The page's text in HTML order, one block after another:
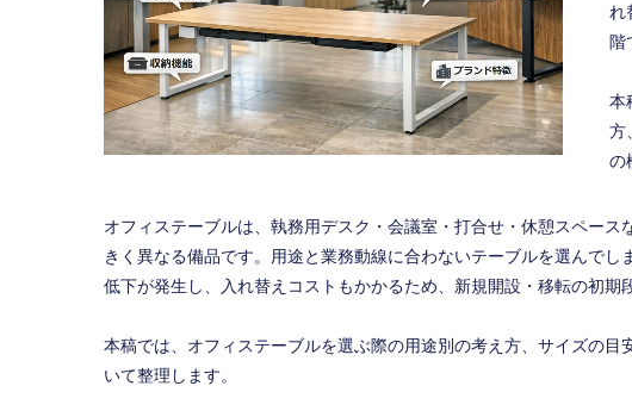
れ
階
本
方
の
オフィステーブルは、執務用デスク・会議室・打合せ・休憩スペー
きく異なる備品です。用途と業務動線に合わないテーブルを選んで
低下が発生し、入れ替えコストもかかるため、新規開設・移転の初期
本稿では、オフィステーブルを選ぶ際の用途別の考え方、サイズの
いて整理します。